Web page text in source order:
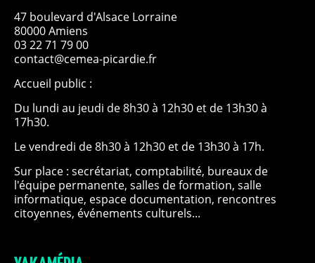
47 boulevard d'Alsace Lorraine
80000 Amiens
03 22 71 79 00
contact@cemea-picardie.fr
Accueil public :
Du lundi au jeudi de 8h30 à 12h30 et de 13h30 à
17h30.
Le vendredi de 8h30 à 12h30 et de 13h30 à 17h.
Sur place : secrétariat, comptabilité, bureaux de
l'équipe permanente, salles de formation, salle
informatique, espace documentation, rencontres
citoyennes, événements culturels...